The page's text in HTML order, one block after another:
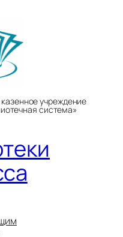
учреждение
система»